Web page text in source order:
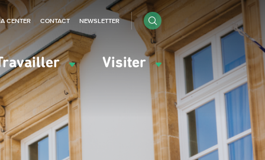
Visiter
CENTER CONTACT NEWSLETTER